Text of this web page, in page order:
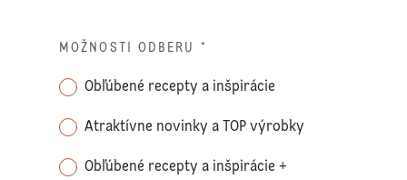
MOŽNOSTI ODBERU *
Obľúbené recepty a inšpirácie
Atraktívne novinky a TOP výrobky
Obľúbené recepty a inšpirácie +